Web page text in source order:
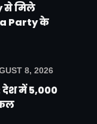
से मिले
Party के
8, 2026
देश में 5,000